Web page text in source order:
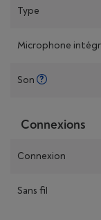
Type
Microphone
Son
Connexions
Connexion
Sans fil